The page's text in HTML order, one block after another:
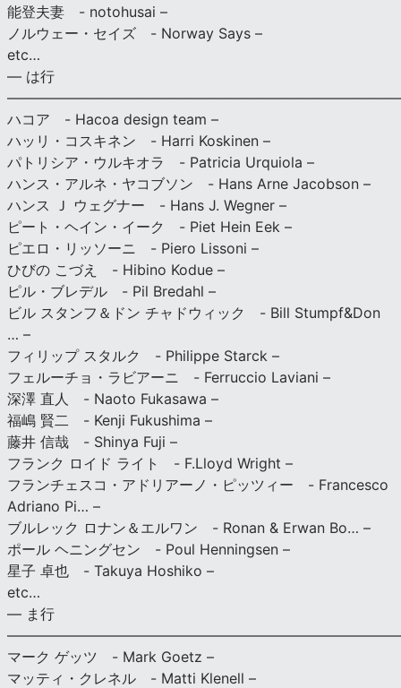
能登夫妻 - notohusai –
ノルウェー・セイズ - Norway Says –
etc…
— は行
ハコア - Hacoa design team –
ハッリ・コスキネン - Harri Koskinen –
パトリシア・ウルキオラ - Patricia Urquiola –
ハンス・アルネ・ヤコブソン - Hans Arne Jacobson –
ハンス Ｊ ウェグナー - Hans J. Wegner –
ピート・ヘイン・イーク - Piet Hein Eek –
ピエロ・リッソーニ - Piero Lissoni –
ひびの こづえ - Hibino Kodue –
ピル・ブレデル - Pil Bredahl –
ビル スタンフ＆ドン チャドウィック - Bill Stumpf&Don
… –
フィリップ スタルク - Philippe Starck –
フェルーチョ・ラビアーニ - Ferruccio Laviani –
深澤 直人 - Naoto Fukasawa –
福嶋 賢二 - Kenji Fukushima –
藤井 信哉 - Shinya Fuji –
フランク ロイド ライト - F.Lloyd Wright –
フランチェスコ・アドリアーノ・ピッツィー - Francesco
Adriano Pi… –
ブルレック ロナン＆エルワン - Ronan & Erwan Bo… –
ポール ヘニングセン - Poul Henningsen –
星子 卓也 - Takuya Hoshiko –
etc…
— ま行
マーク ゲッツ - Mark Goetz –
マッティ・クレネル - Matti Klenell –